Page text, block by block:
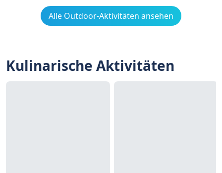
Alle Outdoor-Aktivitäten ansehen
Kulinarische Aktivitäten